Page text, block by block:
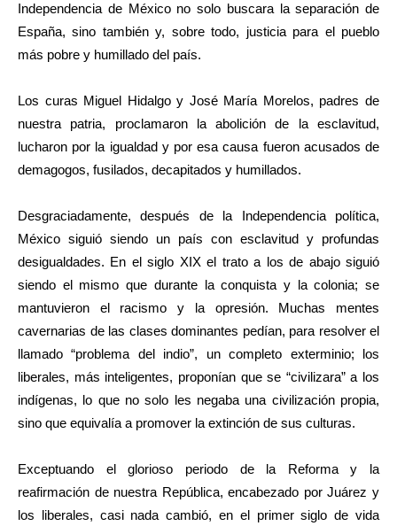
Independencia de México no solo buscara la separación de
España, sino también y, sobre todo, justicia para el pueblo
más pobre y humillado del país.
Los curas Miguel Hidalgo y José María Morelos, padres de
nuestra patria, proclamaron la abolición de la esclavitud,
lucharon por la igualdad y por esa causa fueron acusados de
demagogos, fusilados, decapitados y humillados.
Desgraciadamente, después de la Independencia política,
México siguió siendo un país con esclavitud y profundas
desigualdades. En el siglo XIX el trato a los de abajo siguió
siendo el mismo que durante la conquista y la colonia; se
mantuvieron el racismo y la opresión. Muchas mentes
cavernarias de las clases dominantes pedían, para resolver el
llamado “problema del indio”, un completo exterminio; los
liberales, más inteligentes, proponían que se “civilizara” a los
indígenas, lo que no solo les negaba una civilización propia,
sino que equivalía a promover la extinción de sus culturas.
Exceptuando el glorioso periodo de la Reforma y la
reafirmación de nuestra República, encabezado por Juárez y
los liberales, casi nada cambió, en el primer siglo de vida